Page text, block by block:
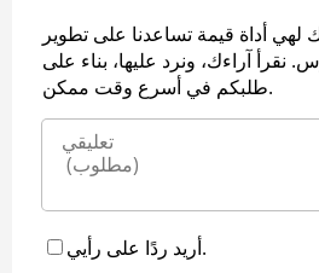
لهي أداة قيمة تساعدنا على تطوير
آراءك، ونرد عليها، بناء على
طلبكم في أسرع وقت ممكن.
أريد ردًا على رأيي.